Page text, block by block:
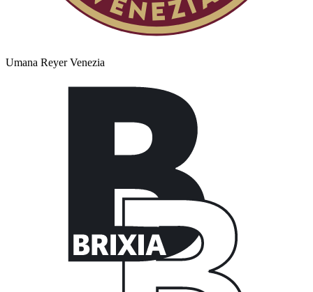
Umana Reyer Venezia